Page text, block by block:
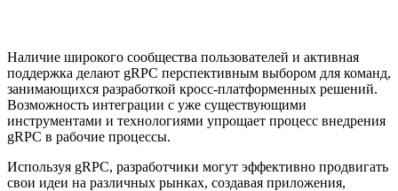
Наличие широкого сообщества пользователей и активная
поддержка делают gRPC перспективным выбором для команд,
занимающихся разработкой кросс-платформенных решений.
Возможность интеграции с уже существующими
инструментами и технологиями упрощает процесс внедрения
gRPC в рабочие процессы.
Используя gRPC, разработчики могут эффективно продвигать
свои идеи на различных рынках, создавая приложения,